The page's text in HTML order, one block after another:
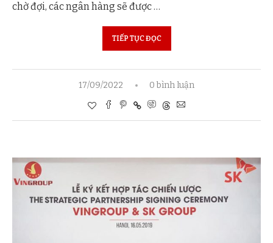
chờ đợi, các ngân hàng sẽ được …
TIẾP TỤC ĐỌC
17/09/2022 0 bình luận